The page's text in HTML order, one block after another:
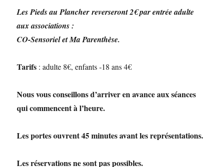
Les Pieds au Plancher reverseront2€ par entrée adulte
aux associations :
CO-Sensoriel et Ma Parenthèse.
Tarifs : adulte 8€, enfants -18 ans 4€
Nous vous conseillons d’arriver en avance aux séances
qui commencent à l’heure.
Les portes ouvrent 45 minutes avant les représentations.
Les réservations ne sont pas possibles.